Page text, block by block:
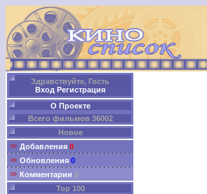
Здравствуйте, Гость
Вход Регистрация
О Проекте
Всего фильмов 36002
Новое
Добавления 0
Обновления 0
Комментарии 0
Top 100